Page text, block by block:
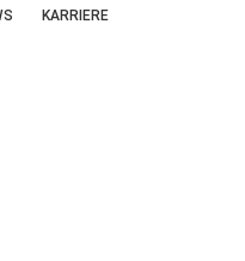
KARRIERE